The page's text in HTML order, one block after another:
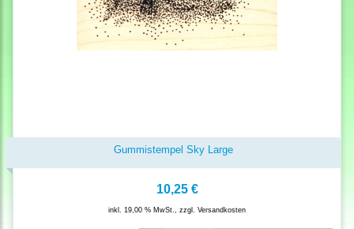
Gummistempel Sky Large
10,25 €
inkl. 19,00 % MwSt., zzgl. Versandkosten